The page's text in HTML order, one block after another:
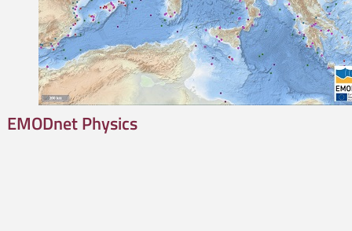
EMODnet Physics